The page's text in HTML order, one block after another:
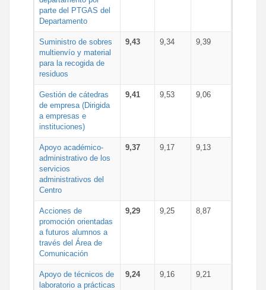
parte del PTGAS del
Departamento
Suministro de sobres
multienvío y material
para la recogida de
residuos
9,43 9,34 9,39
Gestión de cátedras
de empresa (Dirigida
a empresas e
instituciones)
9,41 9,53 9,06
Apoyo académico-
administrativo de los
servicios
administrativos del
Centro
9,37 9,17 9,13
Acciones de
promoción orientadas
a futuros alumnos a
través del Área de
Comunicación
9,29 9,25 8,87
Apoyo de técnicos de
laboratorio a prácticas
9,24 9,16 9,21